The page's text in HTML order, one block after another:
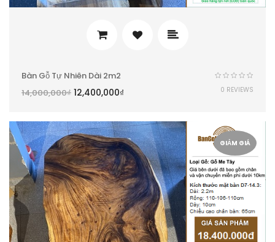
Bàn Gỗ Tự Nhiên Dài 2m2
14,000,000₫ 12,400,000₫ 0 REVIEWS
GIẢM GIÁ